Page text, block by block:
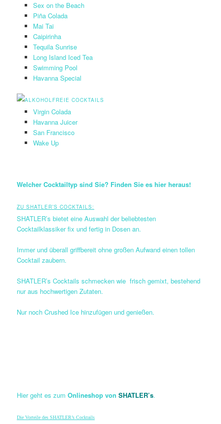
Sex on the Beach
Piña Colada
Mai Tai
Caipirinha
Tequila Sunrise
Long Island Iced Tea
Swimming Pool
Havanna Special
Virgin Colada
Havanna Juicer
San Francisco
Wake Up
Welcher Cocktailtyp sind Sie? Finden Sie es hier heraus!
ZU SHATLER’S COCKTAILS:
SHATLER’s bietet eine Auswahl der beliebtesten
Cocktailklassiker fix und fertig in Dosen an.
Immer und überall griffbereit ohne großen Aufwand einen tollen
Cocktail zaubern.
SHATLER’s Cocktails schmecken wie frisch gemixt, bestehend
nur aus hochwertigen Zutaten.
Nur noch Crushed Ice hinzufügen und genießen.
Hier geht es zumOnlineshop vonSHATLER’s.
Die Vorteile des SHATLER’s Cocktails